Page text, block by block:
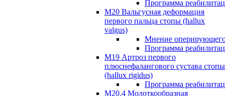
Программа
М20 Вальгусная деформация
первого пальца стопы (hallux
valgus)
Мнение
Программа
М19 Артроз первого
плюснефалангового сустава стопы
(hallux rigidus)
Программа
М20.4 Молоткообразная